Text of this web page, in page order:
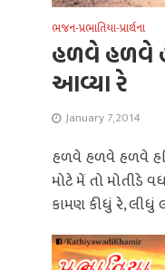
ભજન-પ્રભાતિયા-પ્રાર્થના
હળવે હળવે
આવ્યા રે
January 7, 2014
હળવે હળવે હળવે
મોટે મેં તો મોતીડે
કામણ કીધું રે, લીધું